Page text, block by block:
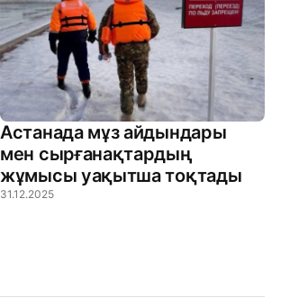
Астанада мұз айдындары
мен сырғанақтардың
жұмысы уақытша тоқтады
31.12.2025